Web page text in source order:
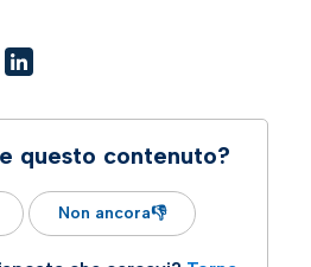
questo contenuto?
Non ancora👎